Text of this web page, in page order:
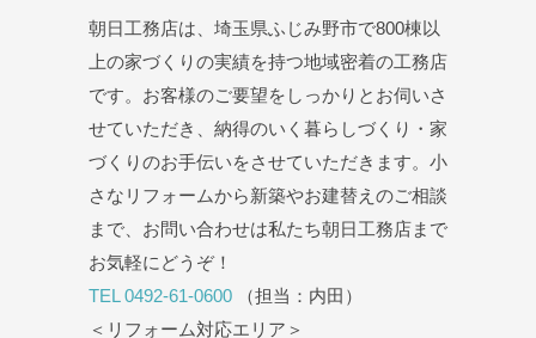
朝日工務店は、埼玉県ふじみ野市で800棟以
上の家づくりの実績を持つ地域密着の工務店
です。お客様のご要望をしっかりとお伺いさ
せていただき、納得のいく暮らしづくり・家
づくりのお手伝いをさせていただきます。小
さなリフォームから新築やお建替えのご相談
まで、お問い合わせは私たち朝日工務店まで
お気軽にどうぞ！
TEL 0492-61-0600 （担当：内田）
＜リフォーム対応エリア＞